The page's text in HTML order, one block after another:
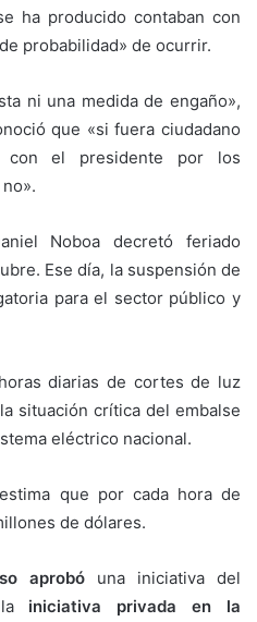
ha producido contaban con
probabilidad» de ocurrir.
ni una medida de engaño»,
que «si fuera ciudadano
con el presidente por los
Noboa decretó feriado
Ese día, la suspensión de
para el sector público y
diarias de cortes de luz
situación crítica del embalse
eléctrico nacional.
que por cada hora de
de dólares.
aprobó una iniciativa del
iniciativa privada en la